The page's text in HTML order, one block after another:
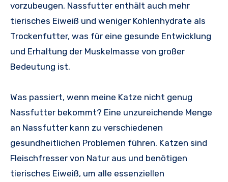
vorzubeugen. Nassfutter enthält auch mehr
tierisches Eiweiß und weniger Kohlenhydrate als
Trockenfutter, was für eine gesunde Entwicklung
und Erhaltung der Muskelmasse von großer
Bedeutung ist.
Was passiert, wenn meine Katze nicht genug
Nassfutter bekommt? Eine unzureichende Menge
an Nassfutter kann zu verschiedenen
gesundheitlichen Problemen führen. Katzen sind
Fleischfresser von Natur aus und benötigen
tierisches Eiweiß, um alle essenziellen